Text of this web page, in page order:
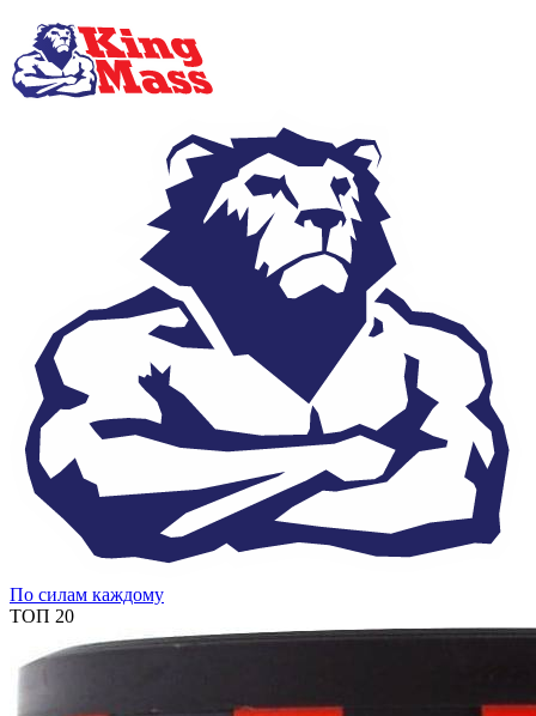
По силам каждому
ТОП 20